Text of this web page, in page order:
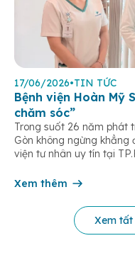
17/06/2026•TIN TỨC
Bệnh viện Hoàn Mỹ
chăm sóc”
Trong suốt 26 năm phát
Gòn không ngừng
viện tư nhân uy tín tại
tiêu chí đánh giá của Bộ
Xem thêm
Xem tất